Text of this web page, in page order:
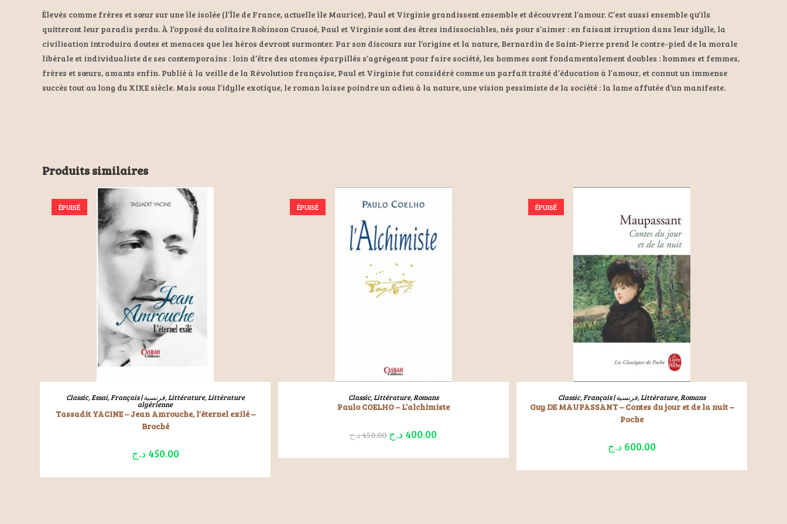
Élevés comme frères et sœur sur une île isolée (l’Île de France, actuelle île Maurice), Paul et Virginie grandissent ensemble et découvrent l’amour. C’est aussi ensemble qu’ils
quitteront leur paradis perdu. À l’opposé du solitaire Robinson Crusoé, Paul et Virginie sont des êtres indissociables, nés pour s’aimer : en faisant irruption dans leur idylle, la
civilisation introduira doutes et menaces que les héros devront surmonter. Par son discours sur l’origine et la nature, Bernardin de Saint-Pierre prend le contre-pied de la morale
libérale et individualiste de ses contemporains : loin d’être des atomes éparpillés s’agrégeant pour faire société, les hommes sont fondamentalement doubles : hommes et femmes,
frères et sœurs, amants enfin. Publié à la veille de la Révolution française, Paul et Virginie fut considéré comme un parfait traité d’éducation à l’amour, et connut un immense
succès tout au long du XIXE siècle. Mais sous l’idylle exotique, le roman laisse poindre un adieu à la nature, une vision pessimiste de la société : la lame affutée d’un manifeste.
Produits similaires
ÉPUISÉ
LIRE LA SUITE
Classic,Essai, Français | فرنسية,Littérature,Littérature
algérienne
Tassadit YACINE – Jean Amrouche, l’éternel exilé –
Broché
450.00 د.ج
ÉPUISÉ
LIRE LA SUITE
Classic,Littérature,Romans
Paulo COELHO – L’alchimiste
450.00د.ج 400.00 د.ج
ÉPUISÉ
LIRE LA SUITE
Classic, Français | فرنسية,Littérature,Romans
Guy DE MAUPASSANT – Contes du jour et de la nuit –
Poche
600.00 د.ج